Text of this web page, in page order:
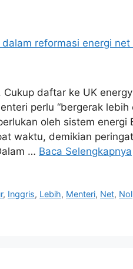
daftar ke UK
perlu “bergerak lebih
oleh sistem energi
waktu, demikian
… Baca Selengkapnya
, Inggris, Lebih, Menteri, Net, Nol